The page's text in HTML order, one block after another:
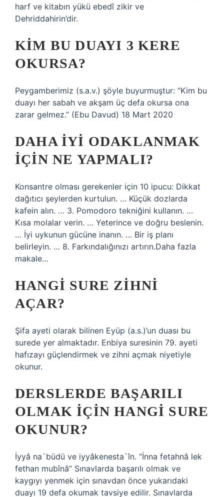
harf ve kitabın yükü ebedî zikir ve
Dehriddahirin’dir.
KIM BU DUAYI 3 KERE
OKURSA?
Peygamberimiz (s.a.v.) şöyle buyurmuştur: “Kim bu
duayı her sabah ve akşam üç defa okursa ona
zarar gelmez.” (Ebu Davud) 18 Mart 2020
DAHA IYI ODAKLANMAK
IÇIN NE YAPMALI?
Konsantre olması gerekenler için 10 ipucu: Dikkat
dağıtıcı şeylerden kurtulun. … Küçük dozlarda
kafein alın. … 3. Pomodoro tekniğini kullanın. …
Kısa molalar verin. … Yeterince ve doğru beslenin.
… İyi uykunun gücüne inanın. … Bir iş planı
belirleyin. … 8. Farkındalığınızı artırın.Daha fazla
makale…
HANGI SURE ZIHNI
AÇAR?
Şifa ayeti olarak bilinen Eyüp (a.s.)’un duası bu
surede yer almaktadır. Enbiya suresinin 79. ayeti
hafızayı güçlendirmek ve zihni açmak niyetiyle
okunur.
DERSLERDE BAŞARILI
OLMAK IÇIN HANGI SURE
OKUNUR?
İyyâ na`büdü ve iyyâkenesta`în. “İnna fetahnâ lek
fethan mubînâ” Sınavlarda başarılı olmak ve
kaygıyı yenmek için sınavdan önce yukarıdaki
duayı 19 defa okumak tavsiye edilir. Sınavlarda